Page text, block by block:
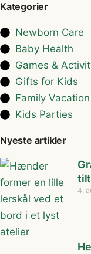
Kategorier
Newborn Care
Baby Health
Games &
Gifts for Kids
Family
Kids Parties
Nyeste artikler
4.